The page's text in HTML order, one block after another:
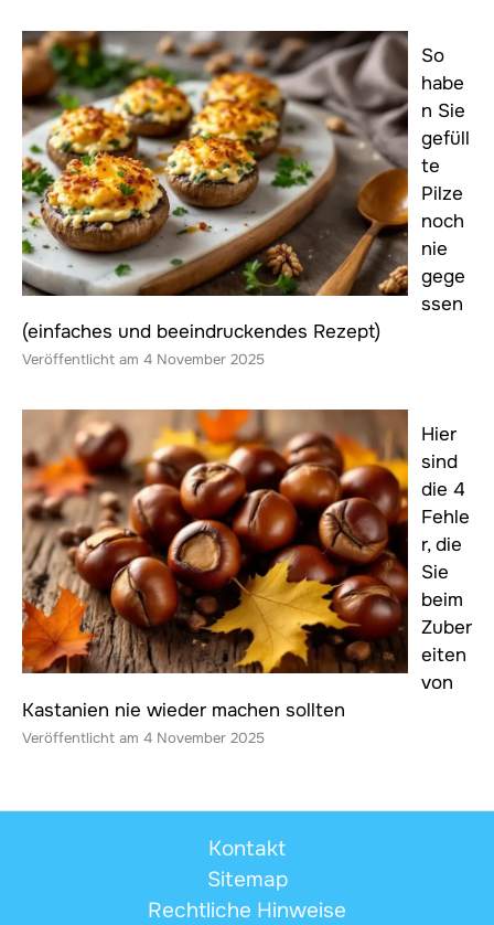
So
habe
n Sie
gefüll
te
Pilze
noch
nie
gege
ssen
(einfaches und beeindruckendes Rezept)
4 November 2025
Hier
sind
die 4
Fehle
r, die
Sie
beim
Zuber
eiten
von
Kastanien nie wieder machen sollten
4 November 2025
Kontakt
Sitemap
Rechtliche Hinweise